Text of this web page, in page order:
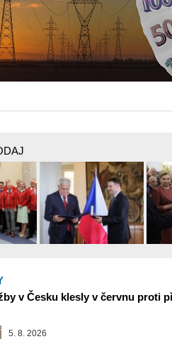
v Česku klesly v červnu proti
5. 8. 2026